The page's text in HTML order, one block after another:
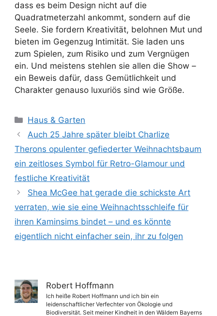
dass es beim Design nicht auf die
Quadratmeterzahl ankommt, sondern auf die
Seele. Sie fordern Kreativität, belohnen Mut und
bieten im Gegenzug Intimität. Sie laden uns
zum Spielen, zum Risiko und zum Vergnügen
ein. Und meistens stehlen sie allen die Show –
ein Beweis dafür, dass Gemütlichkeit und
Charakter genauso luxuriös sind wie Größe.
Kategorien
Haus & Garten
Auch 25 Jahre später bleibt Charlize
Therons opulenter gefiederter Weihnachtsbaum
ein zeitloses Symbol für Retro-Glamour und
festliche Kreativität
Shea McGee hat gerade die schickste Art
verraten, wie sie eine Weihnachtsschleife für
ihren Kaminsims bindet – und es könnte
eigentlich nicht einfacher sein, ihr zu folgen
Robert Hoffmann
Ich heiße Robert Hoffmann und ich bin ein
leidenschaftlicher Verfechter von Ökologie und
Biodiversität. Seit meiner Kindheit in den Wäldern Bayerns